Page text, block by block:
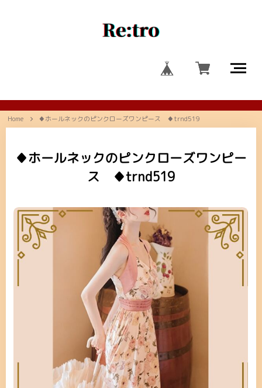
Home ♦ホールネックのピンクローズワンピース ♦trnd519
♦ホールネックのピンクローズワンピー
ス ♦trnd519